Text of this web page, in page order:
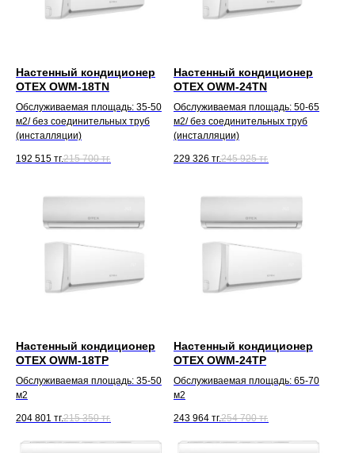
Настенный кондиционер
OTEX OWM-18TN
Обслуживаемая площадь: 35-50
м2/ без соединительных труб
(инсталляции)
192 515 тг.215 700 тг.
Настенный кондиционер
OTEX OWM-24TN
Обслуживаемая площадь: 50-65
м2/ без соединительных труб
(инсталляции)
229 326 тг.245 925 тг.
Настенный кондиционер
OTEX OWM-18TP
Обслуживаемая площадь: 35-50
м2
204 801 тг.215 350 тг.
Настенный кондиционер
OTEX OWM-24TP
Обслуживаемая площадь: 65-70
м2
243 964 тг.254 700 тг.